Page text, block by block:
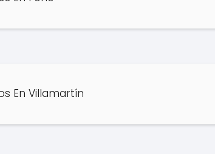
En Villamartín